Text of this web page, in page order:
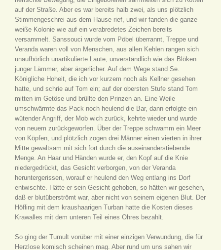
auf der Straße. Aber es war bereits halb zwei, als uns plötzlich
Stimmengeschrei aus dem Hause rief, und wir fanden die ganze
weiße Kolonie wie auf ein verabredetes Zeichen bereits
versammelt. Sanssouci wurde vom Pöbel überrannt, Treppe und
Veranda waren voll von Menschen, aus allen Kehlen rangen sich
unaufhörlich unartikulierte Laute, unverständlich wie das Blöken
junger Lämmer, aber ärgerlicher. Auf dem Wege stand Se.
Königliche Hoheit, die ich vor kurzem noch als Kellner gesehen
hatte, und schrie auf Tom ein; auf der obersten Stufe stand Tom
mitten im Getöse und brüllte den Prinzen an. Eine Weile
umschwärmte das Pack noch heulend die Bar, dann erfolgte ein
wütender Angriff, der Mob wich zurück, kehrte wieder und wurde
von neuem zurückgeworfen. Über der Treppe schwamm ein Meer
von Köpfen, und plötzlich zogen drei Männer einen vierten in ihrer
Mitte gewaltsam mit sich fort durch die auseinanderstiebende
Menge. An Haar und Händen wurde er, den Kopf auf die Knie
niedergedrückt, das Gesicht verborgen, von der Veranda
heruntergerissen, worauf er heulend den Weg entlang ins Dorf
entwischte. Hätte er sein Gesicht gehoben, so hätten wir gesehen,
daß er blutüberströmt war, aber nicht von seinem eigenen Blut. Der
Höfling mit dem kraushaarigen Turban hatte die Kosten dieses
Krawalles mit dem unteren Teil eines Ohres bezahlt.
So ging der Tumult vorüber mit einer einzigen Verwundung, die für
Herzlose komisch scheinen mag. Aber rund um uns sahen wir